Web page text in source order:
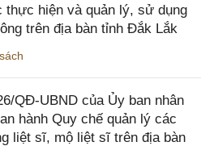
thực hiện và quản lý, sử dụng
trên địa bàn tỉnh Đắk Lắk
QĐ-UBND của Ủy ban nhân
hành Quy chế quản lý các
liệt sĩ, mộ liệt sĩ trên địa bàn